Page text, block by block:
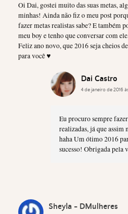
Oi Dai, gostei muito das suas metas,
minhas! Ainda não fiz o meu post
fazer metas realistas sabe? E também
meu boy e tenho que conversar com
Feliz ano novo, que 2016 seja cheios
para você ♥
Dai Castro
4 de janeiro de 2016 às
Eu procuro sempre
realizadas, já que
haha Um ótimo 2016
sucesso! Obrigada pela
Sheyla - DMulheres